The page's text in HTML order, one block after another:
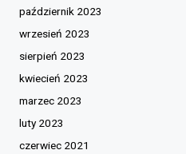
październik 2023
wrzesień 2023
sierpień 2023
kwiecień 2023
marzec 2023
luty 2023
czerwiec 2021